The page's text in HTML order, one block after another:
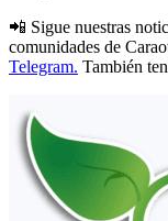
📲 Sigue nuestras
comunidades de
Telegram. También